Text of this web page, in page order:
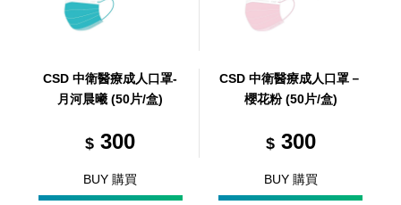
CSD 中衛醫療成人口罩-
月河晨曦 (50片/盒)
$300
BUY 購買
CSD 中衛醫療成人口罩－
櫻花粉 (50片/盒)
$300
BUY 購買